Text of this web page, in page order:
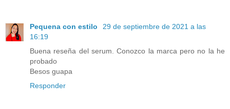
Pequena con estilo
29 de septiembre de 2021 a las
16:19
Buena reseña del serum. Conozco la marca pero no la he
probado
Besos guapa
Responder